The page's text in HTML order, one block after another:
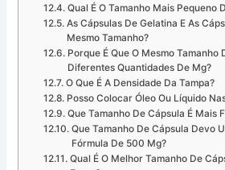
Qual É O Tamanho Mais Pequeno
As Cápsulas De Gelatina E As
Mesmo Tamanho?
Porque É Que O Mesmo Tamanho
Diferentes Quantidades De Mg?
O Que É A Densidade Da Tampa?
Posso Colocar Óleo Ou Líquido
Que Tamanho De Cápsula É Mais
Que Tamanho De Cápsula Devo
Fórmula De 500 Mg?
Qual É O Melhor Tamanho De